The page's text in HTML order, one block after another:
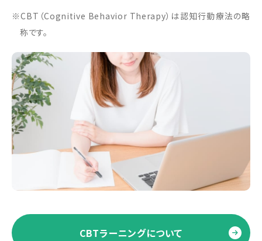
CBT（Cognitive Behavior Therapy）は認知行動療法の略
称です。
CBTラーニングについて